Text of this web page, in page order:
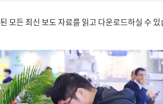
모든 최신 보도 자료를 읽고 다운로드하실 수